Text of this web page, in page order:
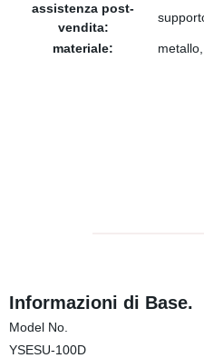
assistenza post-
vendita:
materiale:
Informazioni di Base.
Model No.
YSESU-100D